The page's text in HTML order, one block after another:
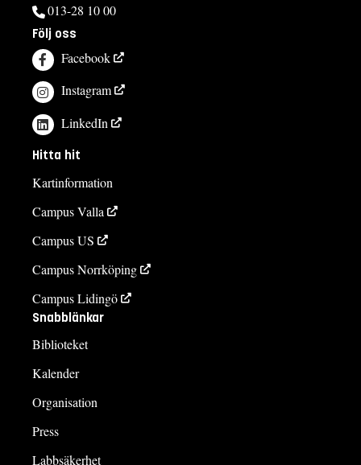
013-28 10 00
Följ oss
Facebook
Instagram
LinkedIn
Hitta hit
Kartinformation
Campus Valla
Campus US
Campus Norrköping
Campus Lidingö
Snabblänkar
Biblioteket
Kalender
Organisation
Press
Labbsäkerhet